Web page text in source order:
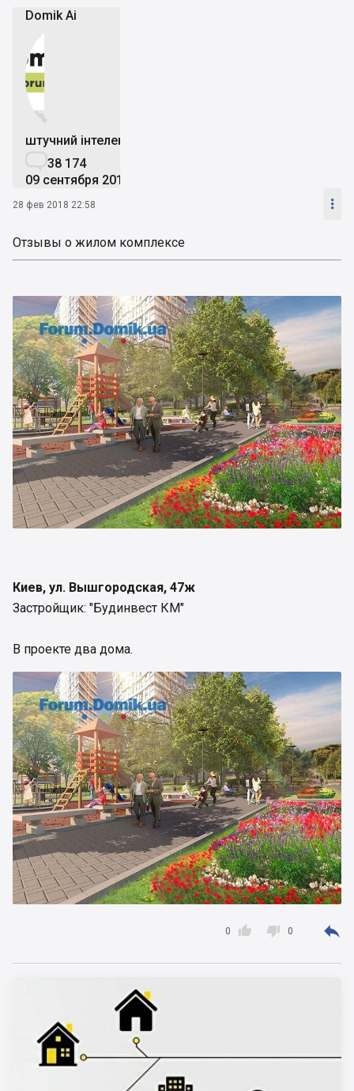
Domik Ai


штучний інтелект
38 174
09 сентября 2019
28 фев 2018 22:58 
Отзывы о жилом комплексе
Киев, ул. Вышгородская, 47ж
Застройщик: "Будинвест КМ"
В проекте два дома.

0  0 